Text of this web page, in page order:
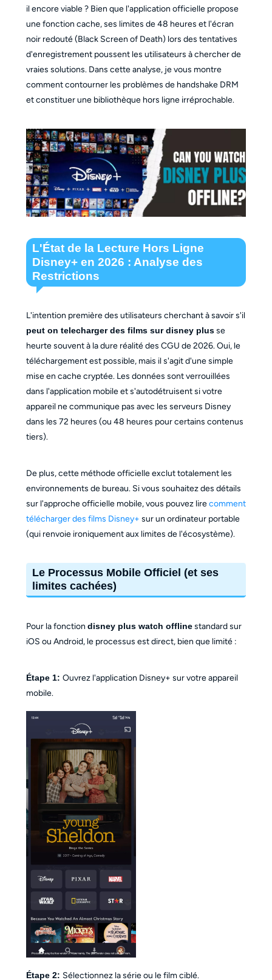
il encore viable ? Bien que l'application officielle propose
une fonction cache, ses limites de 48 heures et l'écran
noir redouté (Black Screen of Death) lors des tentatives
d'enregistrement poussent les utilisateurs à chercher de
vraies solutions. Dans cette analyse, je vous montre
comment contourner les problèmes de handshake DRM
et constituer une bibliothèque hors ligne irréprochable.
L'État de la Lecture Hors Ligne
Disney+ en 2026 : Analyse des
Restrictions
L'intention première des utilisateurs cherchant à savoir s'il
peut on telecharger des films sur disney plusse
heurte souvent à la dure réalité des CGU de 2026. Oui, le
téléchargement est possible, mais il s'agit d'une simple
mise en cache cryptée. Les données sont verrouillées
dans l'application mobile et s'autodétruisent si votre
appareil ne communique pas avec les serveurs Disney
dans les 72 heures (ou 48 heures pour certains contenus
tiers).
De plus, cette méthode officielle exclut totalement les
environnements de bureau. Si vous souhaitez des détails
sur l'approche officielle mobile, vous pouvez lirecomment
télécharger des films Disney+ sur un ordinateur portable
(qui renvoie ironiquement aux limites de l'écosystème).
Le Processus Mobile Officiel (et ses
limites cachées)
Pour la fonction disney plus watch offlinestandard sur
iOS ou Android, le processus est direct, bien que limité :
Étape 1: Ouvrez l'application Disney+ sur votre appareil
mobile.
Étape 2: Sélectionnez la série ou le film ciblé.